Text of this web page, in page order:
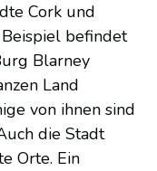
Cork und
befindet
Blarney
Land
von ihnen sind
die Stadt
Orte. Ein